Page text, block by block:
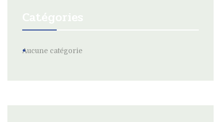
Aucune catégorie